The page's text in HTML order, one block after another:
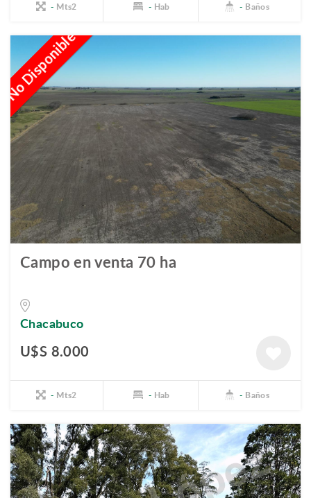
- Mts2 - Hab - Baños
No Disponible
Campo en venta 70 ha
Chacabuco
U$S 8.000
- Mts2 - Hab - Baños